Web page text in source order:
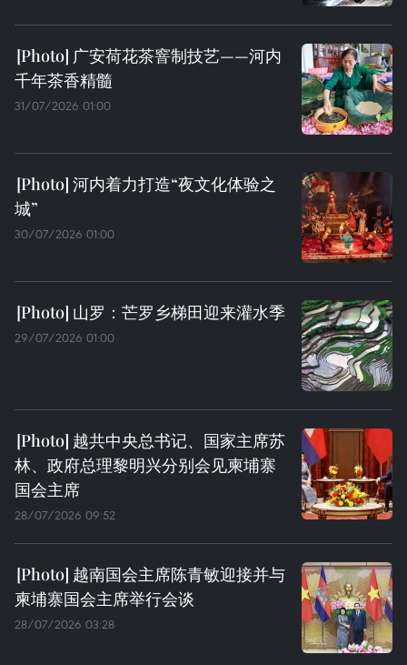
广安荷花茶窨制技艺——河内
千年茶香精髓
31/07/2026 01:00
河内着力打造“夜文化体验之
城”
30/07/2026 01:00
山罗：芒罗乡梯田迎来灌水季
29/07/2026 01:00
越共中央总书记、国家主席苏
林、政府总理黎明兴分别会见柬埔寨
国会主席
28/07/2026 09:52
越南国会主席陈青敏迎接并与
柬埔寨国会主席举行会谈
28/07/2026 03:28